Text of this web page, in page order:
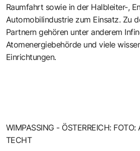
Raumfahrt sowie in der Halbleiter-,
Automobilindustrie zum Einsatz. Zu
Partnern gehören unter anderem
Atomenergiebehörde und viele
Einrichtungen.
WIMPASSING - ÖSTERREICH:
TECHT